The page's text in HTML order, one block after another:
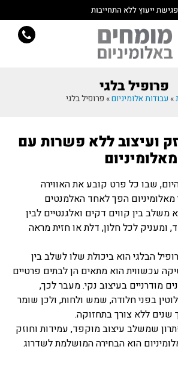
ייעוץ ללא התחייבות
פרופיל בלגי
אלומיניום»פרופיל בלגי
ועיצוב ללא פשרות עם
שבו כל פרט קובע את האווירה
הפך לאחד האלמנטים
בין קווים דקים ואלגנטיים לבין
לכל חלון, דלת או חזית מראה
הבלגי הוא ביכולת שלו לשלב בין
עכשווית הוא מתאים הן לבתים פרטיים
מודרניים בעיצוב נקי. מעבר לכך,
בפני חלודה, שמש ולחות, ולכן שומר
ללא צורך בתחזוקה.
שמשלב עיצוב מוקפד, עמידות וחוזק
הוא הבחירה המושלמת לשדרוג